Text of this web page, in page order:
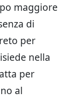
maggiore
di
per
nella
per
al